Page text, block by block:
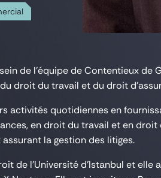
de l'équipe de Contentieux de
droit du travail et du droit
activités quotidiennes en
en droit du travail et en
la gestion des litiges.
de l’Université d’Istanbul et elle